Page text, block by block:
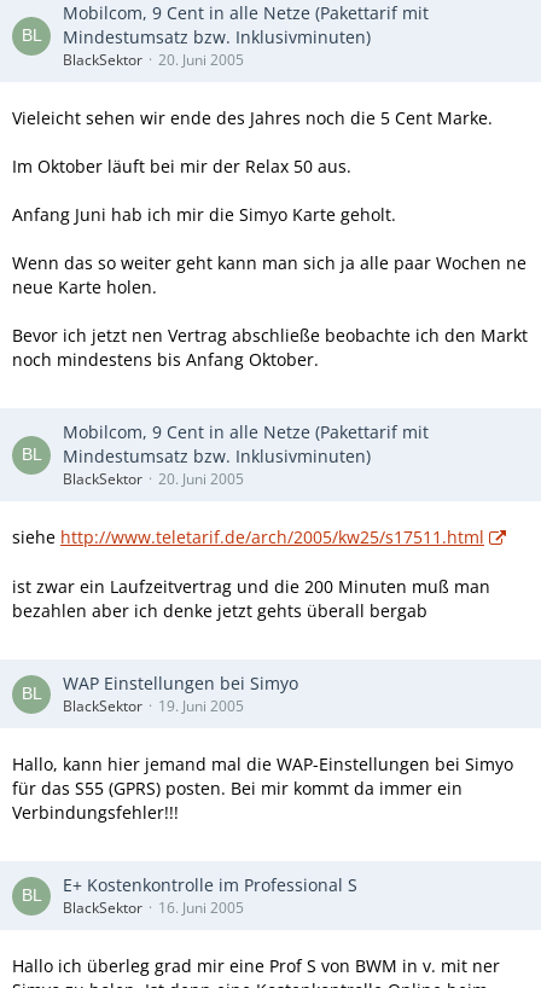
Mobilcom, 9 Cent in alle Netze (Pakettarif mit
Mindestumsatz bzw. Inklusivminuten)
BlackSektor 20. Juni 2005
Vieleicht sehen wir ende des Jahres noch die 5 Cent Marke.
Im Oktober läuft bei mir der Relax 50 aus.
Anfang Juni hab ich mir die Simyo Karte geholt.
Wenn das so weiter geht kann man sich ja alle paar Wochen ne
neue Karte holen.
Bevor ich jetzt nen Vertrag abschließe beobachte ich den Markt
noch mindestens bis Anfang Oktober.
Mobilcom, 9 Cent in alle Netze (Pakettarif mit
Mindestumsatz bzw. Inklusivminuten)
BlackSektor 20. Juni 2005
siehe http://www.teletarif.de/arch/2005/kw25/s17511.html
ist zwar ein Laufzeitvertrag und die 200 Minuten muß man
bezahlen aber ich denke jetzt gehts überall bergab
WAP Einstellungen bei Simyo
BlackSektor 19. Juni 2005
Hallo, kann hier jemand mal die WAP-Einstellungen bei Simyo
für das S55 (GPRS) posten. Bei mir kommt da immer ein
Verbindungsfehler!!!
E+ Kostenkontrolle im Professional S
BlackSektor 16. Juni 2005
Hallo ich überleg grad mir eine Prof S von BWM in v. mit ner